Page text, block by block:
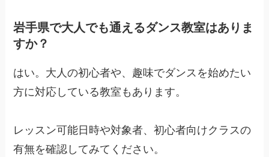
岩手県で大人でも通えるダンス教室はありま
すか？
はい。大人の初心者や、趣味でダンスを始めたい
方に対応している教室もあります。
レッスン可能日時や対象者、初心者向けクラスの
有無を確認してみてください。